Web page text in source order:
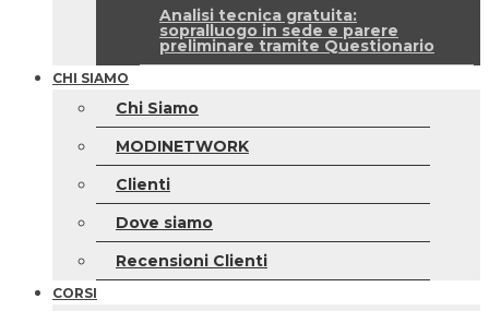
Analisi tecnica gratuita:
sopralluogo in sede e parere
preliminare tramite Questionario
CHI SIAMO
Chi Siamo
MODINETWORK
Clienti
Dove siamo
Recensioni Clienti
CORSI